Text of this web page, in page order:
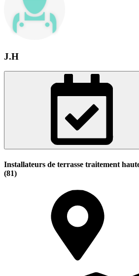
J.H
Installateurs de terrasse traitement
(81)